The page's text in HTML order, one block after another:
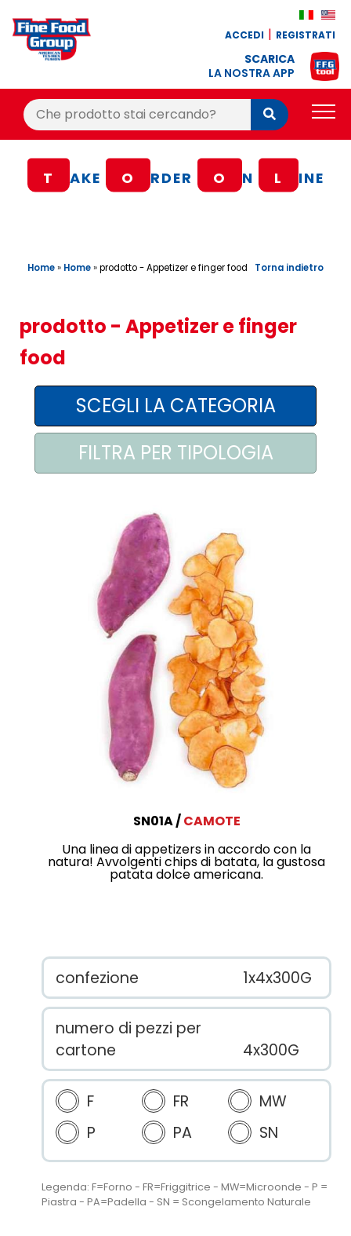
ACCEDI REGISTRATI
SCARICA
LA NOSTRA APP
Cerca:
Cerca
BLOG
CONTATTI
T AKE O RDER O N L INE
Home» Home»prodotto - Appetizer e finger food Torna indietro
prodotto - Appetizer e finger
food
SN01A
CAMOTE
Una linea di appetizers in accordo con la
natura! Avvolgenti chips di batata, la gustosa
patata dolce americana.
confezione 1x4x300G
numero di pezzi per
cartone
4x300G
F FR
MW
P
PA SN
Legenda: F=Forno - FR=Friggitrice - MW=Microonde - P =
Piastra - PA=Padella - SN = Scongelamento Naturale